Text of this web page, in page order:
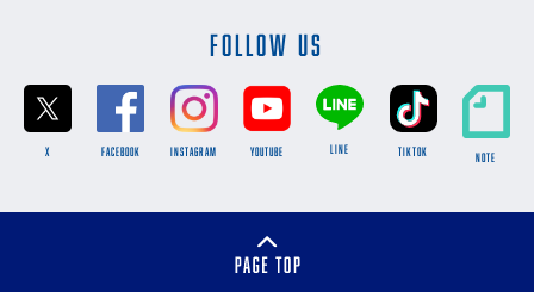
FOLLOW US
X FACEBOOK INSTAGRAM YOUTUBE LINE TikTok NOTE